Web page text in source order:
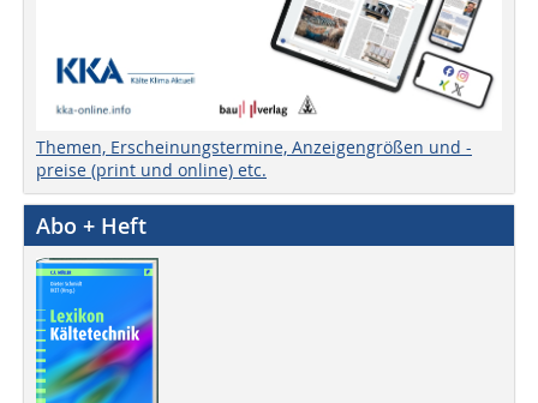
Themen, Erscheinungstermine, Anzeigengrößen und -
preise (print und online) etc.
Abo + Heft